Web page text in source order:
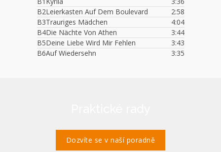
B2Leierkasten Auf Dem Boulevard
2:58
B3Trauriges Mädchen
4:04
B4Die Nächte Von Athen
3:44
B5Deine Liebe Wird Mir Fehlen
3:43
B6Auf Wiedersehn 3:35
Dozvíte se v naší poradně